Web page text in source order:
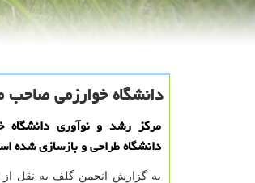
دانشگاه خوارزمی
مركز رشد و نوآوری دانشگاه
دانشگاه طراحی و بازسازی شده
به گزارش انجمن گلف به نقل از